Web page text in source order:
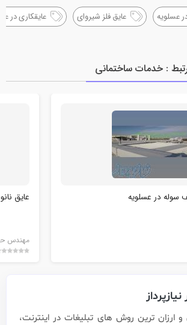
عسلویه عایق فلز شیروای عایقکاری در
: خدمات ساختماني
سوله در عسلویه عایق
مهندس
و ارزان ترین روش های تبلیغات در اینترنت،